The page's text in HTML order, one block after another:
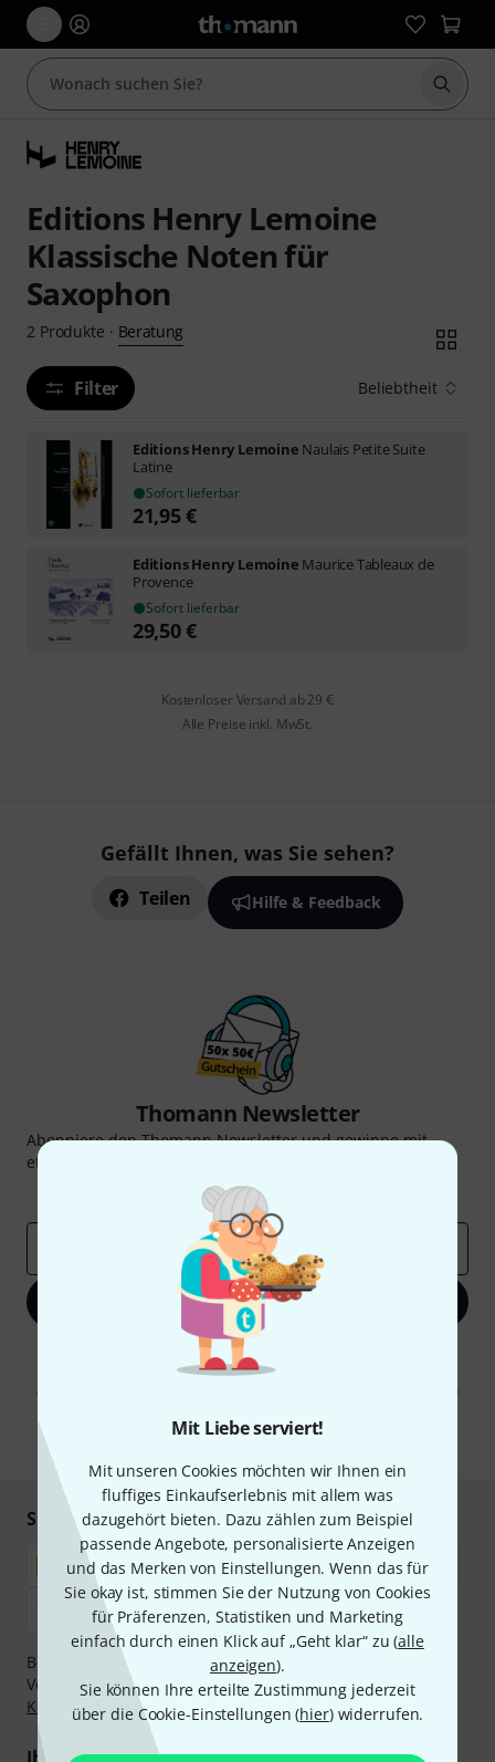
Mit Liebe serviert!
Mit unseren Cookies möchten wir Ihnen ein
fluffiges Einkaufserlebnis mit allem was
dazugehört bieten. Dazu zählen zum Beispiel
passende Angebote, personalisierte Anzeigen
und das Merken von Einstellungen. Wenn das für
Sie okay ist, stimmen Sie der Nutzung von Cookies
für Präferenzen, Statistiken und Marketing
einfach durch einen Klick auf „Geht klar“ zu (alle
anzeigen).
Sie können Ihre erteilte Zustimmung jederzeit
über die Cookie-Einstellungen (hier) widerrufen.
Suche
Editions Henry Lemoine
Klassische Noten für
Saxophon
2 Produkte · Beratung
Filter Beliebtheit
Editions Henry Lemoine Naulais Petite Suite
Latine
Sofort lieferbar
21,95€
Editions Henry Lemoine Maurice Tableaux de
Provence
Sofort lieferbar
29,50€
Kostenloser Versand ab 29 €
Alle Preise inkl. MwSt.
Gefällt Ihnen, was Sie sehen?
Teilen Hilfe & Feedback
Thomann Newsletter
Abonniere den Thomann Newsletter und gewinne mit
etwas Glück einen von
Inspirierende Beiträge
Deals
Jetzt anmelden
Mit Klick auf „Jetzt anmelden“ stimmen Sie dem Erhalt von E-Mail-
Werbung und einer Messung des E-Mail-Nutzungsverhaltens zu. Die
Abmeldung ist jederzeit möglich. Weitere Informationen finden Sie in
Sicher einkaufen & bezahlen
Bezahlen Sie vertraulich und sicher per Nachnahme,
Vorkasse, PayPal, Amazon Pay,Klarna Sofort bezahlen
Klarna Ratenzahlungoder Kreditkarte.